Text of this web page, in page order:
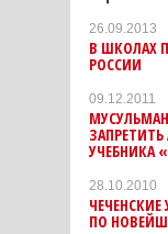
26.09.2013
В ШКОЛАХ
РОССИИ
09.12.2011
УЧЕБНИКА
28.10.2010
ПО